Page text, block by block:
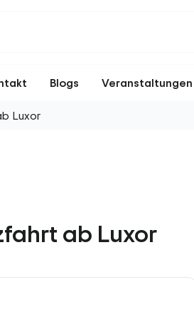
Blogs Veranstaltungen
Luxor
ab Luxor